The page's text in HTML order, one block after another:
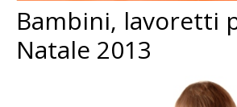
Bambini, lavoretti
Natale 2013